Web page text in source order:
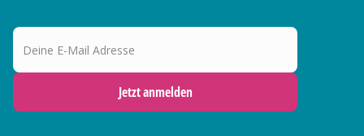
Deine E-Mail Adresse
Jetzt anmelden